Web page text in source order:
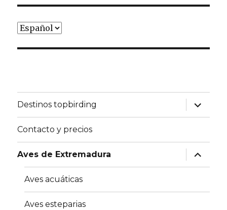
Elegir
Destinos topbirding
expande
el
menú
Contacto y precios
Aves de Extremadura
expande
el
menú
Aves acuáticas
Aves esteparias